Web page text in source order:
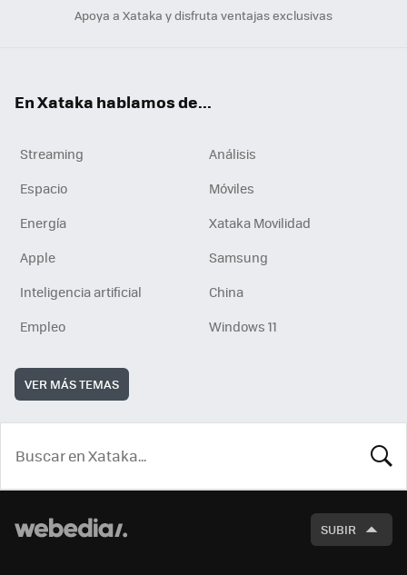
Apoya a Xataka y disfruta ventajas exclusivas
En Xataka hablamos de...
Streaming
Análisis
Espacio
Móviles
Energía
Xataka Movilidad
Apple
Samsung
Inteligencia artificial
China
Empleo
Windows 11
VER MÁS TEMAS
SUBIR